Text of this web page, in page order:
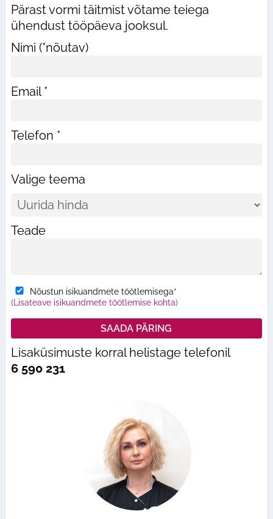
Pärast vormi täitmist võtame teiega
ühendust tööpäeva jooksul.
Nimi (*nõutav)
Email *
Telefon *
Valige teema
Teade
Nõustun isikuandmete töötlemisega*
(Lisateave isikuandmete töötlemise kohta)
Lisaküsimuste korral helistage telefonil
6 590 231